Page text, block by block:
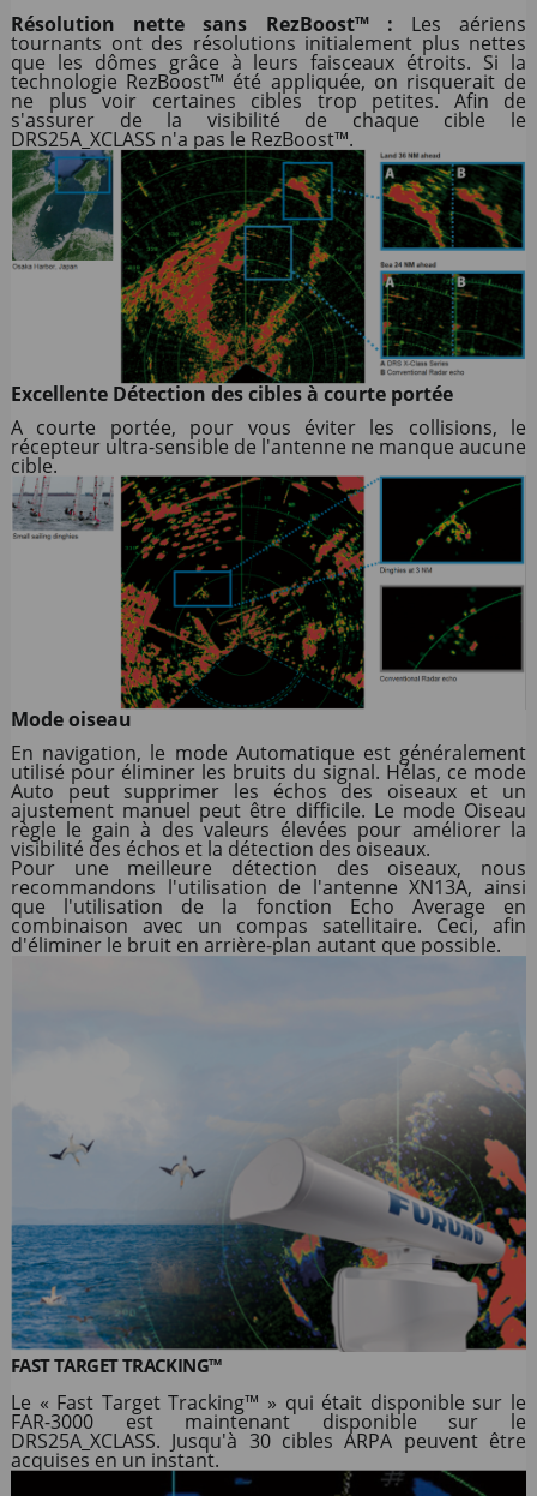
Résolution nette sans RezBoost™ : Les aériens
tournants ont des résolutions initialement plus nettes
que les dômes grâce à leurs faisceaux étroits. Si la
technologie RezBoost™ été appliquée, on risquerait de
ne plus voir certaines cibles trop petites. Afin de
s'assurer de la visibilité de chaque cible le
DRS25A_XCLASS n'a pas le RezBoost™.
Excellente Détection des cibles à courte portée
A courte portée, pour vous éviter les collisions, le
récepteur ultra-sensible de l'antenne ne manque aucune
cible.
Mode oiseau
En navigation, le mode Automatique est généralement
utilisé pour éliminer les bruits du signal. Hélas, ce mode
Auto peut supprimer les échos des oiseaux et un
ajustement manuel peut être difficile. Le mode Oiseau
règle le gain à des valeurs élevées pour améliorer la
visibilité des échos et la détection des oiseaux.
Pour une meilleure détection des oiseaux, nous
recommandons l'utilisation de l'antenne XN13A, ainsi
que l'utilisation de la fonction Echo Average en
combinaison avec un compas satellitaire. Ceci, afin
d'éliminer le bruit en arrière-plan autant que possible.
FAST TARGET TRACKING™
Le « Fast Target Tracking™ » qui était disponible sur le
FAR-3000 est maintenant disponible sur le
DRS25A_XCLASS. Jusqu'à 30 cibles ARPA peuvent être
acquises en un instant.